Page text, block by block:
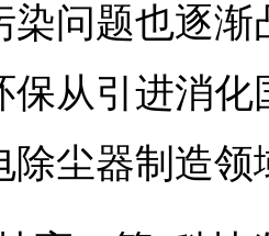
染问题也逐
保从引进消
除尘器制造领